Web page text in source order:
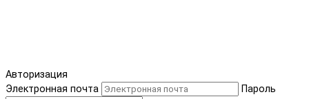
Авторизация
Электронная почта
Пароль